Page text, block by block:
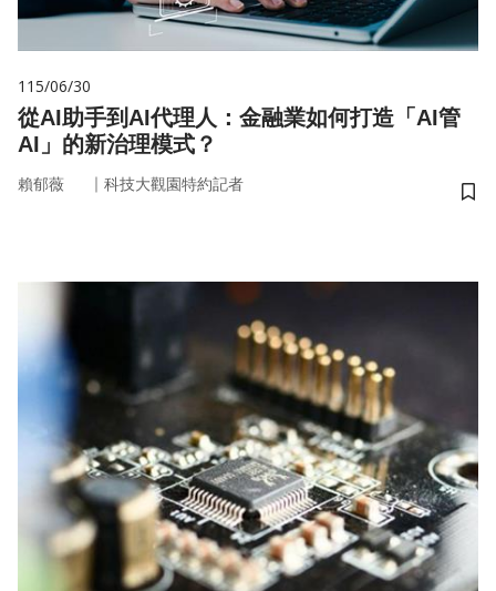
115/06/30
從AI助手到AI代理人：金融業如何打造「AI管
AI」的新治理模式？
賴郁薇 ｜ 科技大觀園特約記者
儲